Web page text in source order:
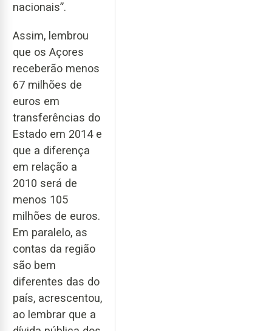
nacionais”.
Assim, lembrou
que os Açores
receberão menos
67 milhões de
euros em
transferências do
Estado em 2014 e
que a diferença
em relação a
2010 será de
menos 105
milhões de euros.
Em paralelo, as
contas da região
são bem
diferentes das do
país, acrescentou,
ao lembrar que a